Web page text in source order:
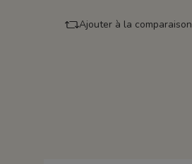
Ajouter à la comparaison